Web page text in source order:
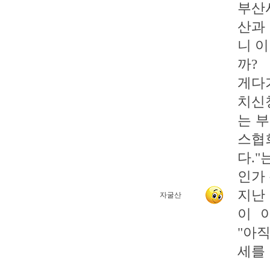
자굴산
부산
산과
니
까?
게다
치신
는
스
다."
인가
지난
이
"아
세를